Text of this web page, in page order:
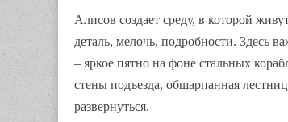
Алисов создает среду, в которой
деталь, мелочь, подробности. Здесь
– яркое пятно на фоне стальных
стены подъезда, обшарпанная
развернуться.